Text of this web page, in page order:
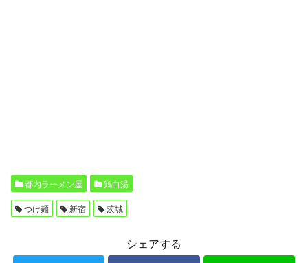
都内ラーメン屋 鶏白湯
つけ麺 新宿 茨城
シェアする